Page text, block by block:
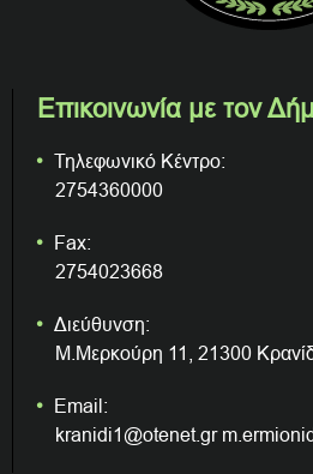
Επικοινωνία με τον
Τηλεφωνικό Κέντρο:
2754360000
Fax:
2754023668
Διεύθυνση:
Μ.Μερκούρη 11, 21300
Email:
kranidi1@otenet.gr